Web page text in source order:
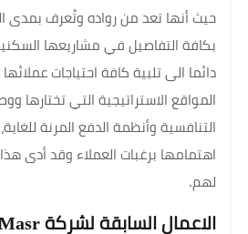
حيث أنها تعد من رواده وتُعرف بمدى
بكافة التفاصيل في مشاريعها
دائما الى تلبية كافة احتياجات
المواقع الاستراتيجية التي تختارها
التنافسية وأنظمة الدفع المرنة
اهتمامها برغبات العملاء وقد أدى
لهم.
الاعمال السابقة لشركة Madinet Masr